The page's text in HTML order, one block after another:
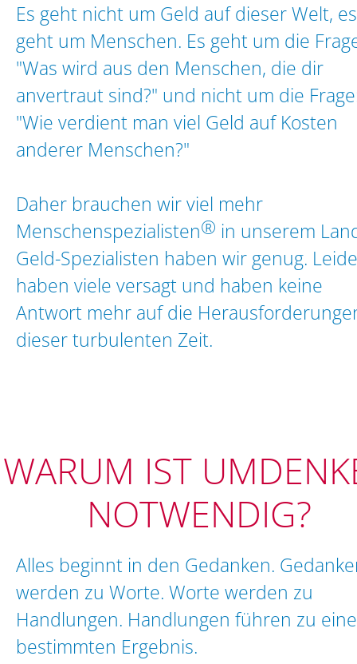
Es geht nicht um Geld auf dieser Welt, es
geht um Menschen. Es geht um die
"Was wird aus den Menschen, die dir
anvertraut sind?" und nicht um die
"Wie verdient man viel Geld auf Kosten
anderer Menschen?"
Daher brauchen wir viel mehr
Menschenspezialisten® in unserem
Geld-Spezialisten haben wir genug.
haben viele versagt und haben keine
Antwort mehr auf die
dieser turbulenten Zeit.
WARUM IST
NOTWENDIG?
Alles beginnt in den Gedanken.
werden zu Worte. Worte werden zu
Handlungen. Handlungen führen zu
bestimmten Ergebnis.